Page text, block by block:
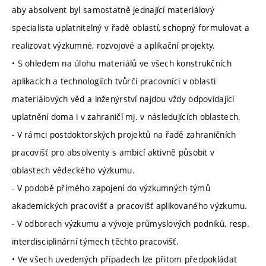
aby absolvent byl samostatně jednající materiálový
specialista uplatnitelný v řadě oblastí, schopný formulovat a
realizovat výzkumné, rozvojové a aplikační projekty.
• S ohledem na úlohu materiálů ve všech konstrukčních
aplikacích a technologiích tvůrčí pracovníci v oblasti
materiálových věd a inženýrství najdou vždy odpovídající
uplatnění doma i v zahraničí mj. v následujících oblastech.
- V rámci postdoktorských projektů na řadě zahraničních
pracovišť pro absolventy s ambicí aktivně působit v
oblastech vědeckého výzkumu.
- V podobě přímého zapojení do výzkumných týmů
akademických pracovišť a pracovišť aplikovaného výzkumu.
- V odborech výzkumu a vývoje průmyslových podniků, resp.
interdisciplinární týmech těchto pracovišť.
• Ve všech uvedených případech lze přitom předpokládat